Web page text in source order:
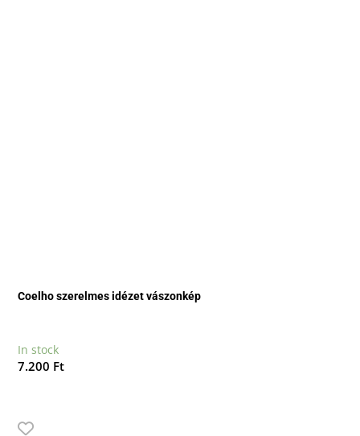
Coelho szerelmes idézet vászonkép
In stock
7.200 Ft